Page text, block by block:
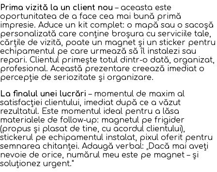
Prima vizită la un client nou – aceasta este
oportunitatea de a face cea mai bună primă
impresie. Aduce un kit complet: o mapă sau o sacoșă
personalizată care conține broșura cu serviciile tale,
cărțile de vizită, poate un magnet și un sticker pentru
echipamentul pe care urmează să îl instalezi sau
repari. Clientul primește totul dintr-o dată, organizat,
profesional. Această prezentare creează imediat o
percepție de seriozitate și organizare.
La finalul unei lucrări – momentul de maxim al
satisfacției clientului, imediat după ce a văzut
rezultatul. Este momentul ideal pentru a lăsa
materialele de follow-up: magnetul pe frigider
(propus și plasat de tine, cu acordul clientului),
stickerul pe echipamentul instalat, pixul oferit pentru
semnarea chitanței. Adaugă verbal: „Dacă mai aveți
nevoie de orice, numărul meu este pe magnet – și
soluționez urgent."